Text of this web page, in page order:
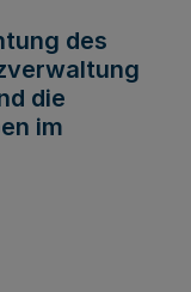
des
die
im